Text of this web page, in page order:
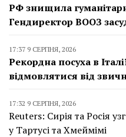
РФ знищила
Гендиректор ВООЗ
17:37 9 СЕРПНЯ, 2026
Рекордна посуха в
відмовлятися від
17:32 9 СЕРПНЯ, 2026
Reuters: Сирія та Росія
у Тартусі та Хмеймімі